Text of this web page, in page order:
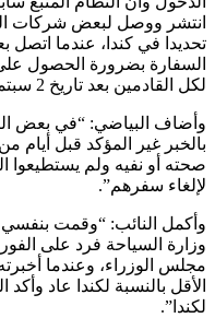
انتشر ووصل لبعض شركات
تحديدا في كندا، عندما اتصل
السفارة بضرورة الحصول
لكل القادمين بعد تاريخ 2 سبتمبر”.
وأضاف البياضي: “في بعض
بالخبر غير المؤكد قبل أيام
صحته أو نفيه ولم يستطيعوا
لإلغاء سفرهم”.
وأكمل النائب: “وقمت بنفسي
وزارة السياحة فرد على
مجلس الوزراء، وعندما
الأقل بالنسبة لكندا عاد
لكندا”.